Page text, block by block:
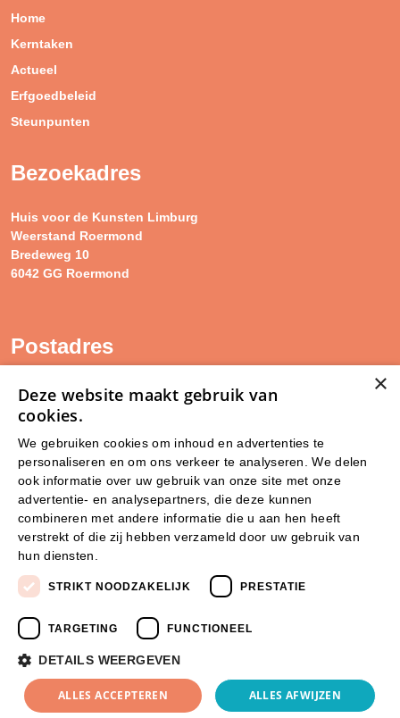
Home
Kerntaken
Actueel
Erfgoedbeleid
Steunpunten
Bezoekadres
Huis voor de Kunsten Limburg
Weerstand Roermond
Bredeweg 10
6042 GG Roermond
Postadres
SAM Limburg
Postbus 203
steunpunt@sam-limburg.nl
0475-399281
© 2026 SamLimburg |
Maatwerk website door
Privacyverklaring Disclaimer Cookies
×
Deze website maakt gebruik van
cookies.
We gebruiken cookies om inhoud en advertenties te
personaliseren en om ons verkeer te analyseren. We delen
ook informatie over uw gebruik van onze site met onze
advertentie- en analysepartners, die deze kunnen
combineren met andere informatie die u aan hen heeft
verstrekt of die zij hebben verzameld door uw gebruik van
hun diensten.
STRIKT NOODZAKELIJK PRESTATIE
TARGETING FUNCTIONEEL
DETAILS WEERGEVEN
ALLES ACCEPTEREN ALLES AFWIJZEN